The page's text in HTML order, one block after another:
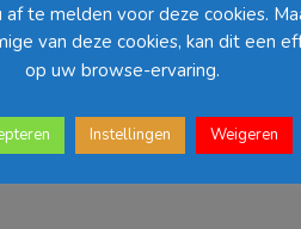
uw gerecht een duurzame
u in de verwante artikelen.
“bagasse”. Deze overblijfselen
te melden voor deze cookies.
van deze cookies, kan dit een
op uw browse-ervaring.
Instellingen Weigeren